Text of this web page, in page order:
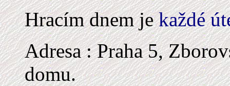
Hracím dnem jekaždé
Adresa : Praha 5,
domu.